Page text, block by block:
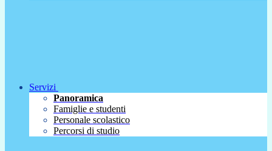
Servizi
Panoramica
Famiglie e studenti
Personale scolastico
Percorsi di studio